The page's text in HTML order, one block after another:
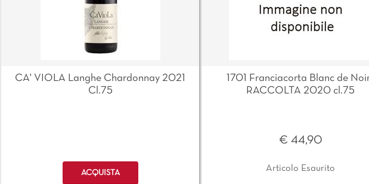
CA' VIOLA Langhe Chardonnay 2021
Cl.75
Quantità
ACQUISTA
1701 Franciacorta Blanc de
RACCOLTA 2020 cl.75
€ 44,90
Articolo Esaurito